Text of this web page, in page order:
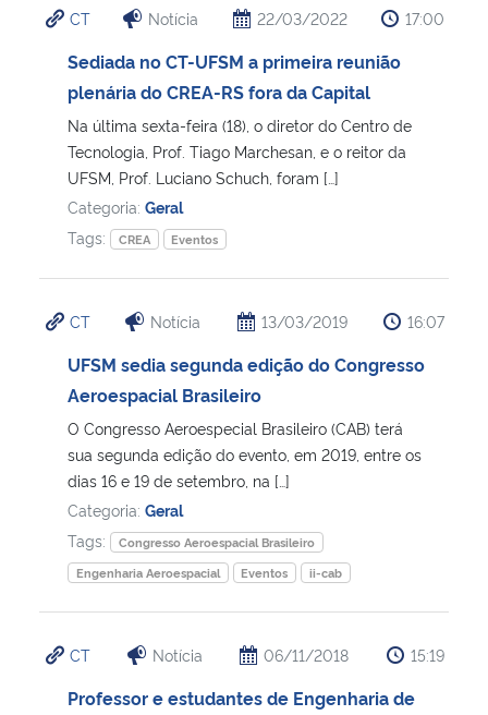
Ministério da Cidadania
Ministério de Minas e Energia
Ministério da Ciência, Tecnologia, Inovações e Comunicações
Ministério do Meio Ambiente
Ministério do Desenvolvimento Regional
Controladoria-Geral da União
Ministério da Mulher, da Família e dos Direitos Humanos
Secretaria-Geral
Gabinete de Segurança Institucional
Advocacia-Geral da União
CT Notícia 22/03/2022 17:00
Sediada no CT-UFSM a primeira reunião
plenária do CREA-RS fora da Capital
Na última sexta-feira (18), o diretor do Centro de
Tecnologia, Prof. Tiago Marchesan, e o reitor da
UFSM, Prof. Luciano Schuch, foram […]
Categoria: Geral
Tags:
CREA Eventos
CT Notícia 13/03/2019 16:07
UFSM sedia segunda edição do Congresso
Aeroespacial Brasileiro
O Congresso Aeroespecial Brasileiro (CAB) terá
sua segunda edição do evento, em 2019, entre os
dias 16 e 19 de setembro, na […]
Categoria: Geral
Tags:
Congresso Aeroespacial Brasileiro
Engenharia Aeroespacial
Eventos ii-cab
CT Notícia 06/11/2018 15:19
Professor e estudantes de Engenharia de